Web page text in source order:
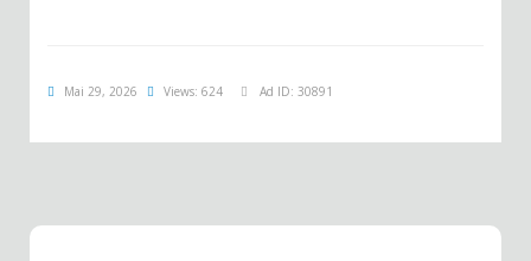
Mai 29, 2026 Views: 624 Ad ID: 30891